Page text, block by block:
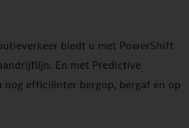
biedt u met PowerShift
En met Predictive
efficiënter bergop, bergaf en op